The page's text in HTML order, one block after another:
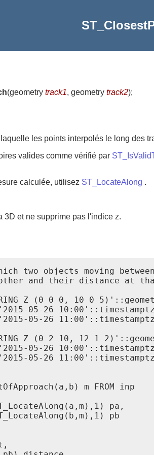
(geometry track1, geometry track2);
les points interpolés le long des
valides comme vérifié par
calculée, utilisez ST_LocateAlong .
3D et ne supprime pas l'indice z.
two objects moving
and their distance at
Z (0 0 0, 10 0
05-26
05-26
Z (0 2 10, 12 1
05-26
05-26
m FROM inp
pa,
pb